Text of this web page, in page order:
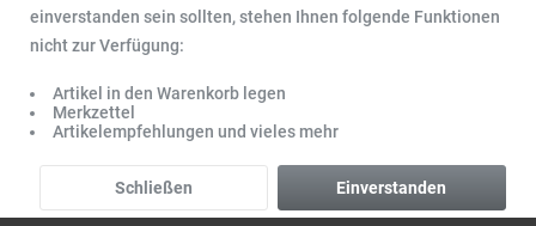
einverstanden sein sollten, stehen Ihnen folgende Funktionen
nicht zur Verfügung:
Artikel in den Warenkorb legen
Merkzettel
Artikelempfehlungen und vieles mehr
Einverstanden
Schließen